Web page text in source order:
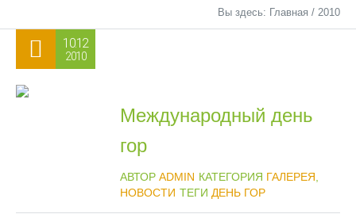
Вы здесь: Главная / 2010
10.12
2010
Международный день
гор
АВТОР ADMIN КАТЕГОРИЯ ГАЛЕРЕЯ
НОВОСТИ ТЕГИ ДЕНЬ ГОР